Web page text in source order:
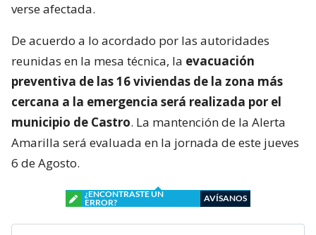
verse afectada.
De acuerdo a lo acordado por las autoridades
reunidas en la mesa técnica, la evacuación
preventiva de las 16 viviendas de la zona más
cercana a la emergencia será realizada por el
municipio de Castro. La mantención de la Alerta
Amarilla será evaluada en la jornada de este jueves
6 de Agosto.
¿ENCONTRASTE UN
ERROR?
AVÍSANOS